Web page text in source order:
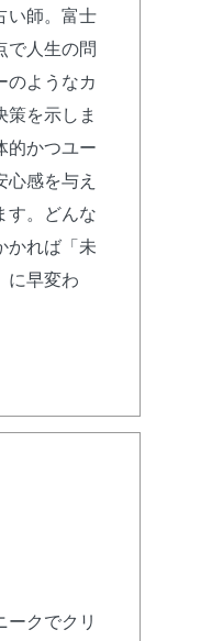
い師。富士
で人生の問
のようなカ
策を示しま
的かつユー
心感を与え
す。どんな
かれば「未
に早変わ
ークでクリ